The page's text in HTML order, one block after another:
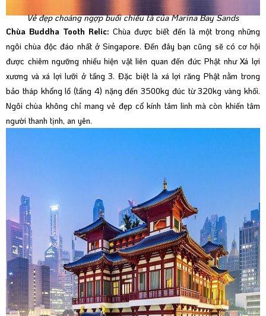
Vẻ đẹp choáng ngợp buổi chiều tà của Marina Bay Sands
Chùa Buddha Tooth Relic: Chùa được biết đến là một trong những
ngôi chùa độc đáo nhất ở Singapore. Đến đây bạn cũng sẽ có cơ hội
được chiêm ngưỡng nhiều hiện vật liên quan đến đức Phật như Xá lợi
xương và xá lợi lưỡi ở tầng 3. Đặc biệt là xá lợi răng Phật nằm trong
bảo tháp khổng lồ (tầng 4) nặng đến 3500kg đúc từ 320kg vàng khối.
Ngôi chùa không chỉ mang vẻ đẹp cổ kính tâm linh mà còn khiến tâm
người thanh tịnh, an yên.